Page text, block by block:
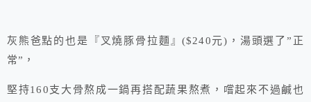
灰熊爸點的也是『叉燒豚骨拉麵』($240元)，湯頭選了”正
常”，
堅持160支大骨熬成一鍋再搭配蔬果熬煮，嚐起來不過鹹也